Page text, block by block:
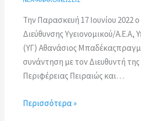
Την Παρασκευή 17 Ιουνίου 2022
Διεύθυνσης Υγειονομικού/
(ΥΓ) Αθανάσιος
συνάντηση με τον Διευθυντή της
Περιφέρειας Πειραιώς και…
Περισσότερα »